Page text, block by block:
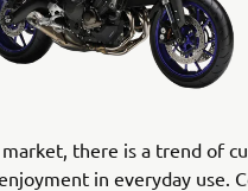
there is a trend of
in everyday use.